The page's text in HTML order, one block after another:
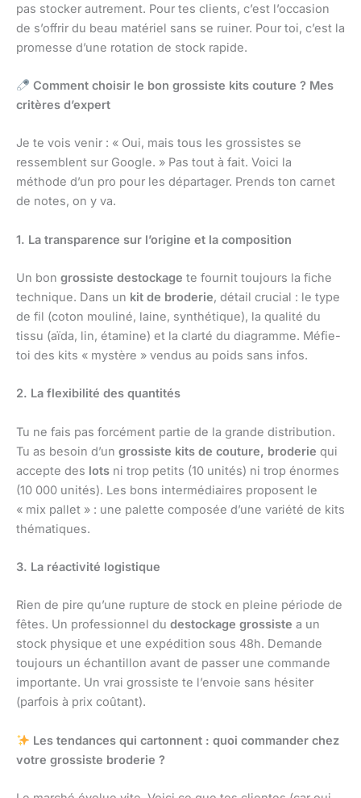
pas stocker autrement. Pour tes clients, c’est l’occasion
de s’offrir du beau matériel sans se ruiner. Pour toi, c’est la
promesse d’une rotation de stock rapide.
Comment choisir le bon grossiste kits couture ? Mes
critères d’expert
Je te vois venir : « Oui, mais tous les grossistes se
ressemblent sur Google. » Pas tout à fait. Voici la
méthode d’un pro pour les départager. Prends ton carnet
de notes, on y va.
1. La transparence sur l’origine et la composition
Un bon grossiste destockage te fournit toujours la fiche
technique. Dans un kit de broderie, détail crucial : le type
de fil (coton mouliné, laine, synthétique), la qualité du
tissu (aïda, lin, étamine) et la clarté du diagramme. Méfie-
toi des kits « mystère » vendus au poids sans infos.
2. La flexibilité des quantités
Tu ne fais pas forcément partie de la grande distribution.
Tu as besoin d’un grossiste kits de couture, broderie qui
accepte des lots ni trop petits (10 unités) ni trop énormes
(10 000 unités). Les bons intermédiaires proposent le
« mix pallet » : une palette composée d’une variété de kits
thématiques.
3. La réactivité logistique
Rien de pire qu’une rupture de stock en pleine période de
fêtes. Un professionnel du destockage grossiste a un
stock physique et une expédition sous 48h. Demande
toujours un échantillon avant de passer une commande
importante. Un vrai grossiste te l’envoie sans hésiter
(parfois à prix coûtant).
Les tendances qui cartonnent : quoi commander chez
votre grossiste broderie ?